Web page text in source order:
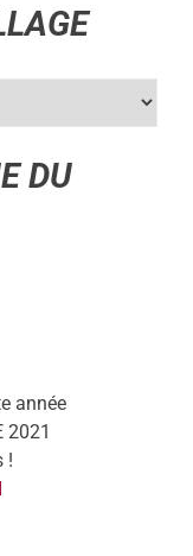
DU
année
2021
!